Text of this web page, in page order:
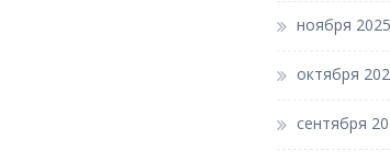
ноября 2025
октября
сентября